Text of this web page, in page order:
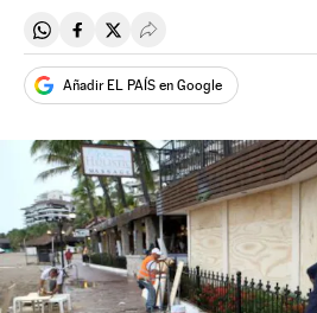
Compartir en Whatsapp
Compartir en Facebook
Compartir en Twitter
Desplegar Redes
Añadir EL PAÍS en Google